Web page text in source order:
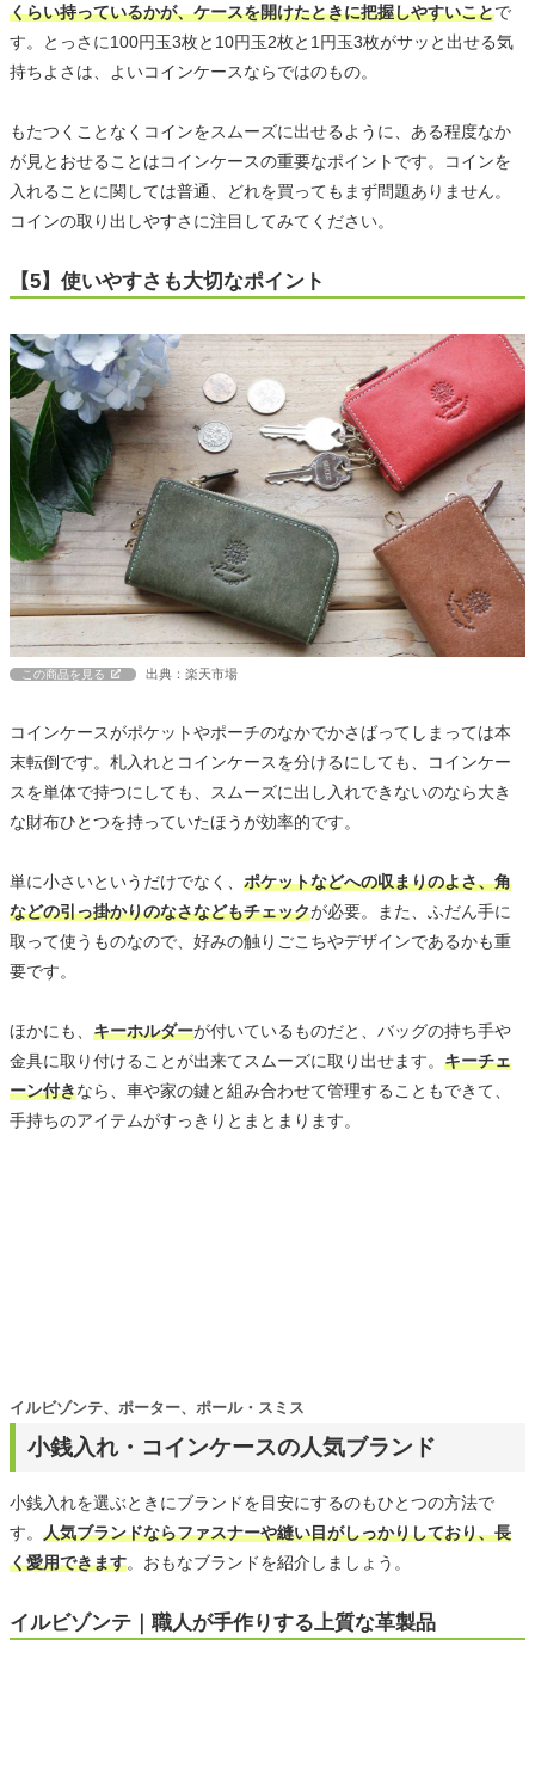
くらい持っているかが、ケースを開けたときに把握しやすいことで
す。とっさに100円玉3枚と10円玉2枚と1円玉3枚がサッと出せる気
持ちよさは、よいコインケースならではのもの。
もたつくことなくコインをスムーズに出せるように、ある程度なか
が見とおせることはコインケースの重要なポイントです。コインを
入れることに関しては普通、どれを買ってもまず問題ありません。
コインの取り出しやすさに注目してみてください。
【5】使いやすさも大切なポイント
この商品を見る 出典：楽天市場
コインケースがポケットやポーチのなかでかさばってしまっては本
末転倒です。札入れとコインケースを分けるにしても、コインケー
スを単体で持つにしても、スムーズに出し入れできないのなら大き
な財布ひとつを持っていたほうが効率的です。
単に小さいというだけでなく、 ポケットなどへの収まりのよさ、角
などの引っ掛かりのなさなどもチェックが必要。また、ふだん手に
取って使うものなので、好みの触りごこちやデザインであるかも重
要です。
ほかにも、 キーホルダーが付いているものだと、バッグの持ち手や
金具に取り付けることが出来てスムーズに取り出せます。 キーチェ
ーン付きなら、車や家の鍵と組み合わせて管理することもできて、
手持ちのアイテムがすっきりとまとまります。
小銭入れ・コインケースの人気ブランド
イルビゾンテ、ポーター、ポール・スミス
小銭入れを選ぶときにブランドを目安にするのもひとつの方法で
す。 人気ブランドならファスナーや縫い目がしっかりしており、長
く愛用できます。おもなブランドを紹介しましょう。
イルビゾンテ｜職人が手作りする上質な革製品